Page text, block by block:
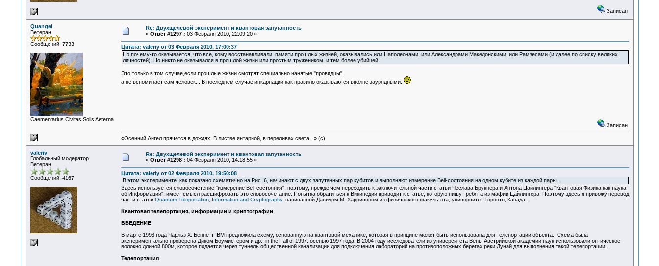
Записан
Quangel
Ветеран
Сообщений: 7733
Сaementarius Civitas Solis Aeterna
Re: Двухщелевой эксперимент и квантовая запутанность
« Ответ #1297 : 03 Февраля 2010, 22:09:20 »
Цитата: valeriy от 03 Февраля 2010, 17:00:37
Но почему-то оказывается, что все, кому восстанавливали памяти прошлых жизней, оказывались или Наполеонами, или Александрами Македонскими, или Рамзесами (и далее по списку великих
личностей). Но никто не оказывался в прошлой жизни или простым тружеником, и тем более убийцей.
Это только в том случае,если прошлые жизни смотрят специально нанятые "провидцы",
а не вспоминает сам человек... В последнем случае инкарнации как правило оказываются вполне заурядными.
Записан
«Осенний Ангел прячется в дождях. В листве янтарной, в переливах света...» (c)
valeriy
Глобальный модератор
Ветеран
Сообщений: 4167
Re: Двухщелевой эксперимент и квантовая запутанность
« Ответ #1298 : 04 Февраля 2010, 14:18:55 »
Цитата: valeriy от 02 Февраля 2010, 19:50:08
В этом эксперименте, как показано схематично на Рис. 6, начинают с двух запутанных пар кубитов и выполняют измерение Bell-состояния на одном кубите из каждой пары.
Здесь используется словосочетение "измерение Bell-состояния", поэтому, прежде чем переходить к заключительной части статьи Чеслава Брукнера и Антона Цайлингера "Квантовая Физика как наука
об Информации", имеет смысл расшифровать это словосочетание. Попытка обратиться к Википедии приводит к статье, которую пишут ребята из мафии Цайлингера. Поэтому здесь я привожу перевод
части статьи Quantum Teleportation, Information and Cryptography, написанной Давидом М. Харрисоном из физического факультета, университет Торонто, Канада.
Квантовая телепортация, информации и криптографии
ВВЕДЕНИЕ
В марте 1993 года Чарльз Х. Беннетт IBM предложила схему, основанную на квантовой механике, которая в принципе может быть использована для телепортации объекта. Схема была
экспериментально проверена Диком Боумистером и др.. in the Fall of 1997. осенью 1997 года. В 2004 году исследователи из университета Вены Австрийской академии наук использовали оптическое
волокно длиной 800м, которое подается через туннель общественной канализации для подключения лабораторий на противоположных берегах реки Дунай для выполнения такой телепортации ...
Телепортация